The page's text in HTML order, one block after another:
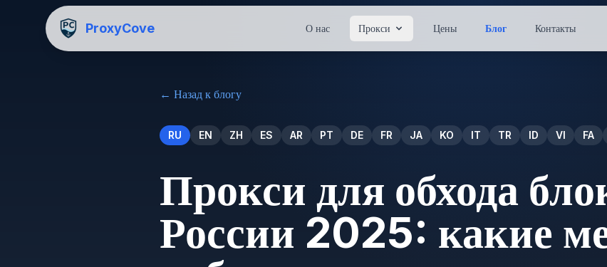
ProxyCove О нас Прокси Цены Блог Контакты
← Назад к блогу
RU EN ZH ES AR PT DE FR JA KO IT TR ID VI FA
Прокси для обхода
России 2025: какие